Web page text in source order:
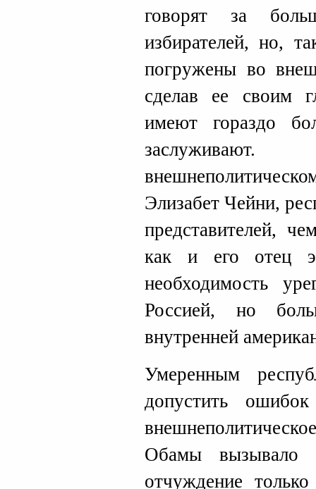
говорят за
избирателей, но,
погружены во
сделав ее своим
имеют гораздо
Элизабет Чейни,
представителей,
как и его отец
необходимость
Россией, но
внутренней
Умеренным
допустить
Обамы вызывало
отчуждение